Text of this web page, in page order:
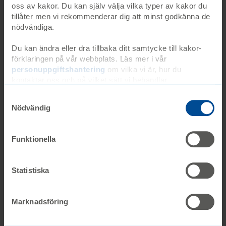
oss av kakor. Du kan själv välja vilka typer av kakor du
tillåter men vi rekommenderar dig att minst godkänna de
nödvändiga.
Du kan ändra eller dra tillbaka ditt samtycke till kakor-
förklaringen på vår webbplats. Läs mer i vår
personuppgiftshantering om vilka vi är, hur du
när du kontaktade oss gällande ditt samtycke. Du kan
även själv ändra ditt samtycke direkt genom att klicka på
Nödvändig
Funktionella
Statistiska
Marknadsföring
Ingen ska lämnas utanför
Flera mål i Agenda 2030 är nära kopplade till
utmaningarna för personer med sällsynta
diagnoser.